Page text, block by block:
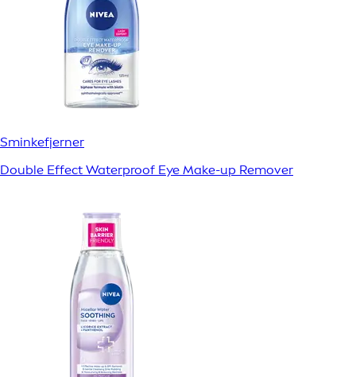
Sminkefjerner
Double Effect Waterproof Eye Make-up Remover